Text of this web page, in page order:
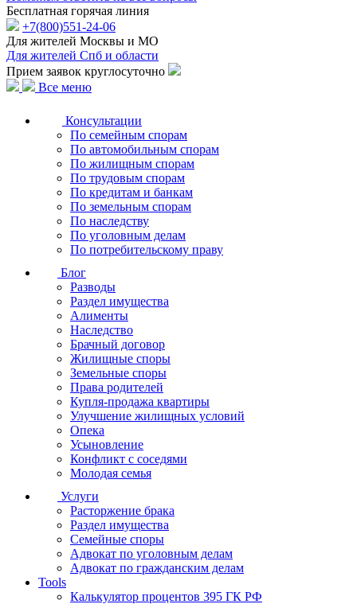
Бесплатная горячая линия
+7(800)551-24-06
Для жителей Москвы и МО
Для жителей Спб и области
Прием заявок круглосуточно
Все меню
Консультации
По семейным спорам
По автомобильным спорам
По жилищным спорам
По трудовым спорам
По кредитам и банкам
По земельным спорам
По наследству
По уголовным делам
По потребительскому праву
Блог
Разводы
Раздел имущества
Алименты
Наследство
Брачный договор
Жилищные споры
Земельные споры
Права родителей
Купля-продажа квартиры
Улучшение жилищных условий
Опека
Усыновление
Конфликт с соседями
Молодая семья
Услуги
Расторжение брака
Раздел имущества
Семейные споры
Адвокат по уголовным делам
Адвокат по гражданским делам
Tools
Калькулятор процентов 395 ГК РФ